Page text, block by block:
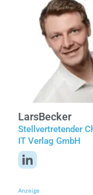
LarsBecker
Stellvertretender
IT Verlag GmbH
Anzeige